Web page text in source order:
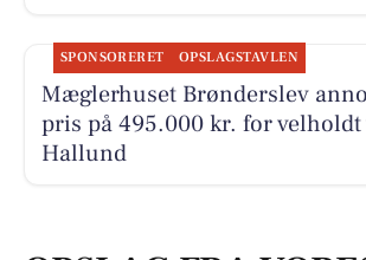
SPONSORERET OPSLAGSTAVLEN
Mæglerhuset Brønderslev
pris på 495.000 kr. for
Hallund